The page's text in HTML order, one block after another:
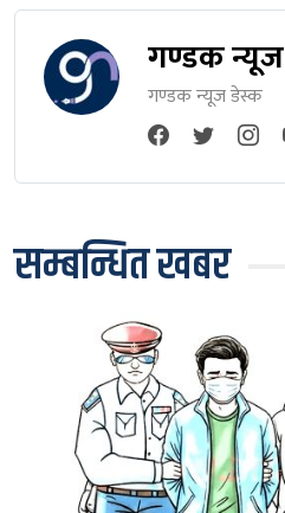
गण्डक न्यूज
गण्डक न्यूज डेस्क
सम्बन्धित खबर